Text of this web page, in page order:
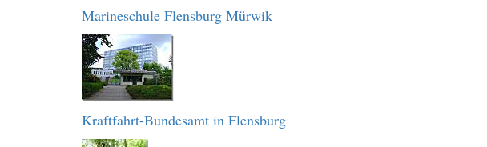
Marineschule Flensburg Mürwik
Kraftfahrt-Bundesamt in Flensburg